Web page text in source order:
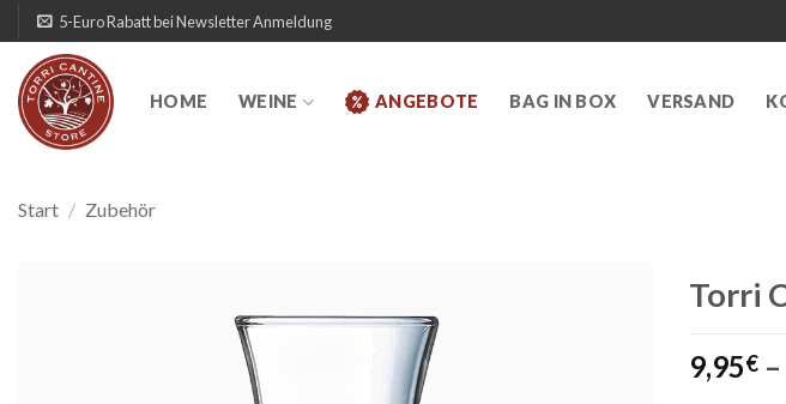
Inhalt
springen
5-Euro Rabatt bei Newsletter Anmeldung
HOME WEINE ANGEBOTE BAG IN BOX VERSAND
Start / Zubehör
Torri
9,95€ –